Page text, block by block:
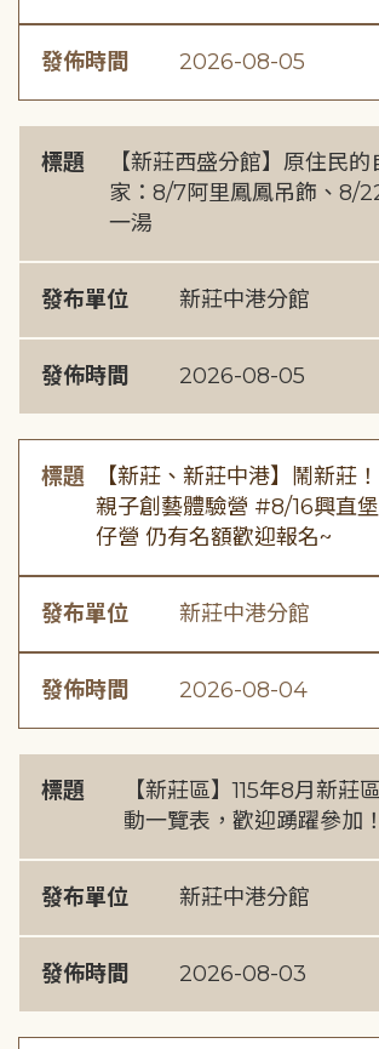
發佈時間 2026-08-05
標題
【新莊西盛分館】原住民
家：8/7阿里鳳鳳吊飾、8/
一湯
發布單位 新莊中港分館
發佈時間 2026-08-05
標題
【新莊、新莊中港】鬧新莊
親子創藝體驗營 #8/16興直
仔營 仍有名額歡迎報名~
發布單位 新莊中港分館
發佈時間 2026-08-04
標題
【新莊區】115年8月新莊
動一覽表，歡迎踴躍參加！
發布單位 新莊中港分館
發佈時間 2026-08-03